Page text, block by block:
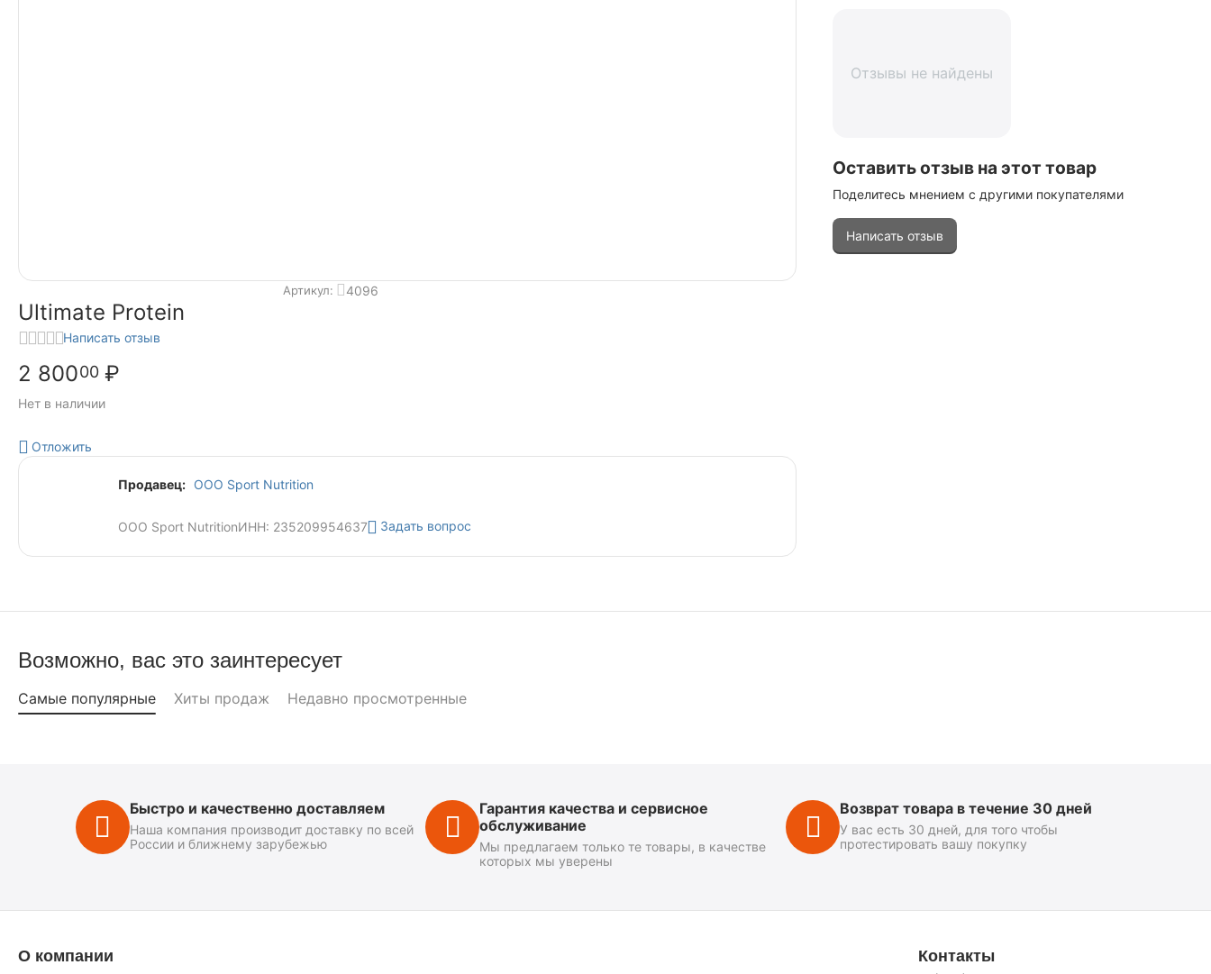
Артикул: 4096
Ultimate Protein
Написать отзыв
2 80000 ₽
Нет в наличии
Отложить
Продавец: ООО Sport Nutrition
ООО Sport NutritionИНН: 235209954637 Задать вопрос
Отзывы не найдены
Оставить отзыв на этот товар
Поделитесь мнением с другими покупателями
Написать отзыв
Возможно, вас это заинтересует
Самые популярные Хиты продаж Недавно просмотренные
Быстро и качественно доставляем
Наша компания производит доставку по всей
России и ближнему зарубежью
Гарантия качества и сервисное
обслуживание
Мы предлагаем только те товары, в качестве
которых мы уверены
Возврат товара в течение 30 дней
У вас есть 30 дней, для того чтобы
протестировать вашу покупку
О компании Контакты